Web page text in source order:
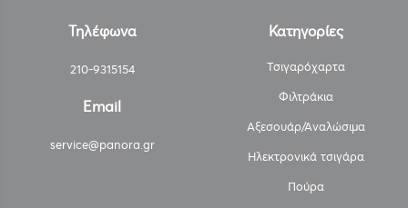
Τηλέφωνα
210-9315154
Email
service@panora.gr
Κατηγορίες
Τσιγαρόχαρτα
Φιλτράκια
Αξεσουάρ/Αναλώσιμα
Ηλεκτρονικά τσιγάρα
Πούρα